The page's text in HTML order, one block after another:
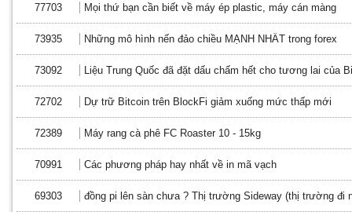
77703 Mọi thứ bạn cần biết về máy ép plastic, máy cán màng
73935 Những mô hình nến đảo chiều MẠNH NHẤT trong forex
73092 Liệu Trung Quốc đã đặt dấu chấm hết cho tương lai của
72702 Dự trữ Bitcoin trên BlockFi giảm xuống mức thấp mới
72389 Máy rang cà phê FC Roaster 10 - 15kg
70991 Các phương pháp hay nhất về in mã vạch
69303 đồng pi lên sàn chưa ? Thị trường Sideway (thị trường đi